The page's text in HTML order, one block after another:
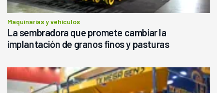
Maquinarias y vehículos
La sembradora que promete cambiar la
implantación de granos finos y pasturas